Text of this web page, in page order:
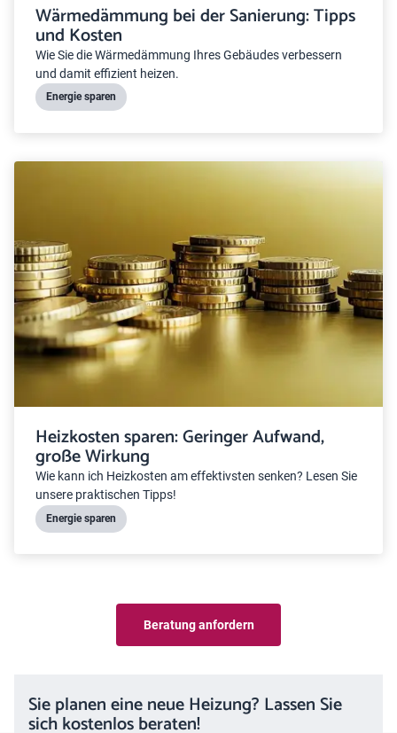
Wärmedämmung bei der Sanierung: Tipps
und Kosten
Wie Sie die Wärmedämmung Ihres Gebäudes verbessern
und damit effizient heizen.
Energie sparen
Heizkosten sparen: Geringer Aufwand,
große Wirkung
Wie kann ich Heizkosten am effektivsten senken? Lesen Sie
unsere praktischen Tipps!
Energie sparen
Beratung anfordern
Sie planen eine neue Heizung? Lassen Sie
sich kostenlos beraten!